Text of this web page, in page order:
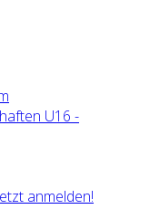
U16 -
anmelden!